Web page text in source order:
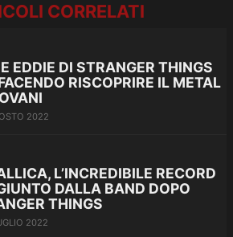
CORRELATI
EDDIE DI STRANGER THINGS
RISCOPRIRE IL METAL
2022
L’INCREDIBILE RECORD
DALLA BAND DOPO
THINGS
2022